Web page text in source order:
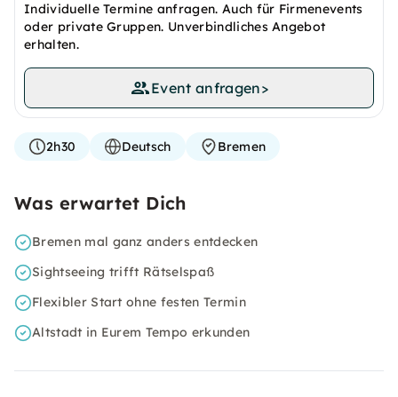
Individuelle Termine anfragen. Auch für Firmenevents
oder private Gruppen. Unverbindliches Angebot
erhalten.
Event anfragen>
2h30 Deutsch Bremen
Was erwartet Dich
Bremen mal ganz anders entdecken
Sightseeing trifft Rätselspaß
Flexibler Start ohne festen Termin
Altstadt in Eurem Tempo erkunden